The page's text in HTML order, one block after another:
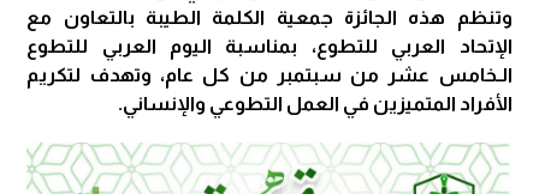
وتنظم هذه الجائزة جمعية الكلمة الطيبة بالتعاون مع
الإتحاد العربي للتطوع، بمناسبة اليوم العربي للتطوع
الـخامس عشر من سبتمبر من كل عام، وتهدف لتكريم
الأفراد المتميزين في العمل التطوعي والإنساني.